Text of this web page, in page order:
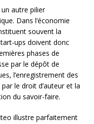
autre pilier
Dans l’économie
souvent la
ups doivent donc
phases de
par le dépôt de
l’enregistrement des
le droit d’auteur et la
du savoir-faire.
illustre parfaitement